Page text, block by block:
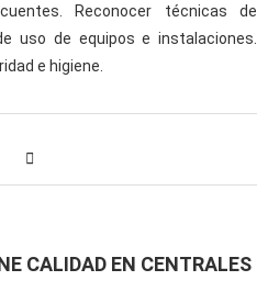
Reconocer técnicas de
uso de equipos e instalaciones.
e higiene.
CALIDAD EN CENTRALES